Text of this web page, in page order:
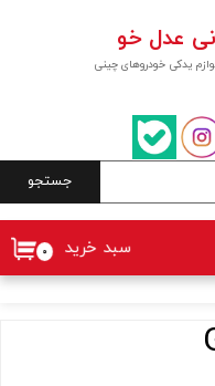
یدکی خودروهای چینی
عدل خو
جستجو
۰ سبد خرید